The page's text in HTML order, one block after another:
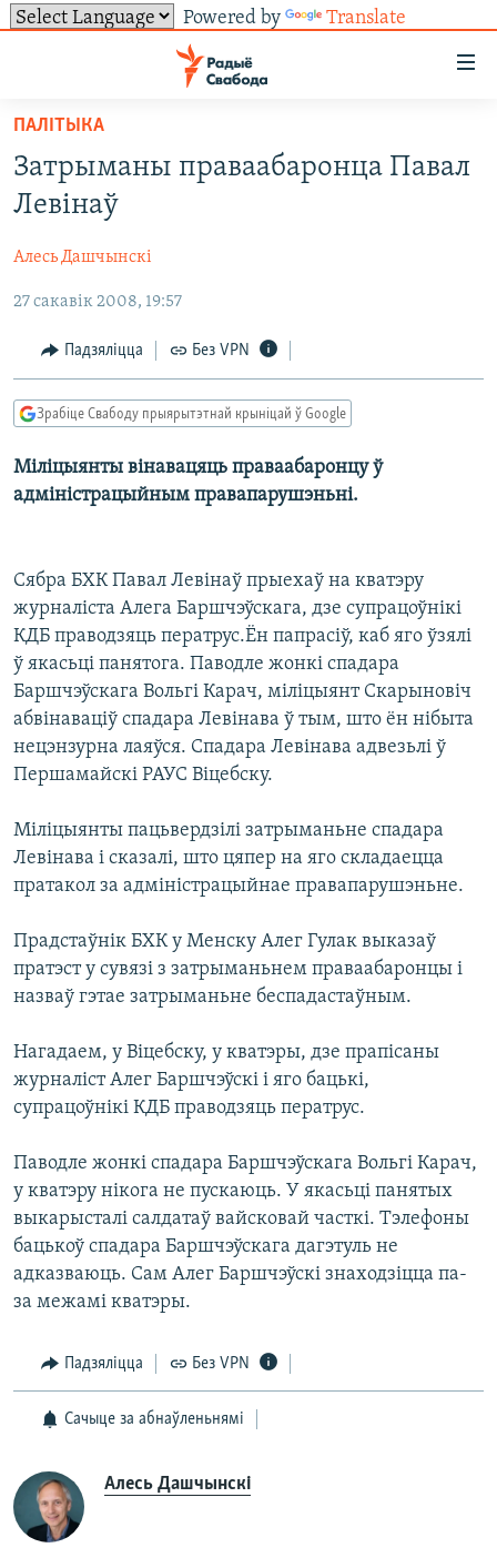
Powered by Translate
ўнівэрсальнага
доступу
Перайсьці
да
галоўнага
Перайсьці
да
навігацыі
Перайсьці
да
пошуку
УСЕ НАВІНЫ
ЛЮДЗІ
ПАЛІТЫКА
ЭКАНОМІКА
БЕЛАРУСЫ НА ВАЙНЕ
ПАЛІТВЯЗЬНІ
КУЛЬТУРА
ТОЛЬКІ НА СВАБОДЗЕ
БЛОГІ
ГІСТОРЫЯ НА СВАБОДЗЕ
ПАДКАСТЫ
АЎДЫЁКНІГІ
PREMIUM
АБЫСЬЦІ БЛЯКАВАНЬНЕ
ПАДЗЯЛІЦЦА ІНФАРМАЦЫЯЙ
ПАДПІСАЦЦА
RSS
ПАДКАСТЫ
TWITTER
Усе сайты РС/РСЭ
ПАЛІТЫКА
Затрыманы праваабаронца Павал
Левінаў
Алесь Дашчынскі
27 сакавік 2008, 19:57
Падзяліцца Без VPN
Зрабіце Свабоду прыярытэтнай крыніцай ў Google
Міліцыянты вінавацяць праваабаронцу ў
адміністрацыйным правапарушэньні.
Сябра БХК Павал Левінаў прыехаў на кватэру
журналіста Алега Баршчэўскага, дзе супрацоўнікі
КДБ праводзяць ператрус.Ён папрасіў, каб яго ўзялі
ў якасьці панятога. Паводле жонкі спадара
Баршчэўскага Вольгі Карач, міліцыянт Скарыновіч
абвінаваціў спадара Левінава ў тым, што ён нібыта
нецэнзурна лаяўся. Спадара Левінава адвезьлі ў
Першамайскі РАУС Віцебску.
Міліцыянты пацьвердзілі затрыманьне спадара
Левінава і сказалі, што цяпер на яго складаецца
пратакол за адміністрацыйнае правапарушэньне.
Прадстаўнік БХК у Менску Алег Гулак выказаў
пратэст у сувязі з затрыманьнем праваабаронцы і
назваў гэтае затрыманьне беспадастаўным.
Нагадаем, у Віцебску, у кватэры, дзе прапісаны
журналіст Алег Баршчэўскі і яго бацькі,
супрацоўнікі КДБ праводзяць ператрус.
Паводле жонкі спадара Баршчэўскага Вольгі Карач,
у кватэру нікога не пускаюць. У якасьці панятых
выкарысталі салдатаў вайсковай часткі. Тэлефоны
бацькоў спадара Баршчэўскага дагэтуль не
адказваюць. Сам Алег Баршчэўскі знаходзіцца па-
за межамі кватэры.
Падзяліцца Без VPN
Сачыце за абнаўленьнямі
Алесь Дашчынскі